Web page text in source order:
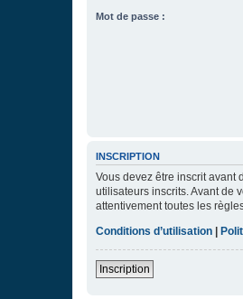
Mot de passe :
INSCRIPTION
Vous devez être inscrit avant
utilisateurs inscrits. Avant de
attentivement toutes les
Conditions d’utilisation
Inscription